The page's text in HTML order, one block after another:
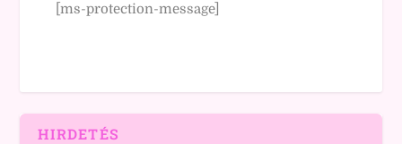
[ms-protection-message]
HIRDETÉS